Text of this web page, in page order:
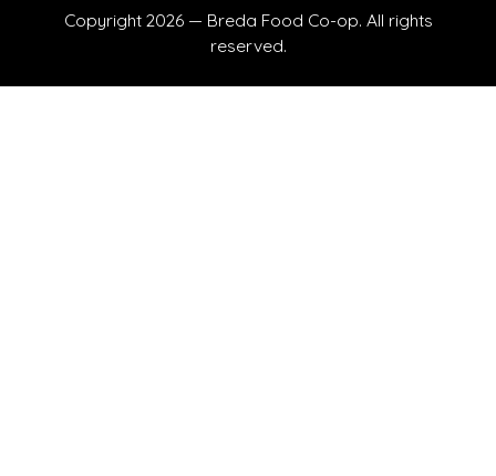
Copyright 2026 — Breda Food Co-op. All rights
reserved.